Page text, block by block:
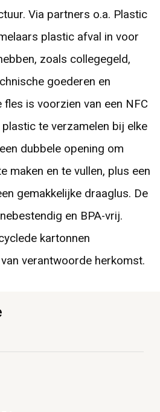
Via partners o.a. Plastic
plastic afval in voor
zoals collegegeld,
goederen en
is voorzien van een NFC
te verzamelen bij elke
dubbele opening om
maken en te vullen, plus een
gemakkelijke draaglus. De
en BPA-vrij.
kartonnen
verantwoorde herkomst.